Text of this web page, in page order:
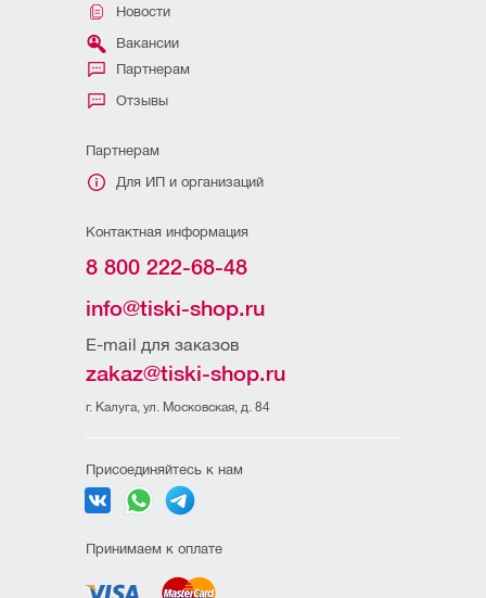
Новости
Вакансии
Партнерам
Отзывы
Партнерам
Для ИП и организаций
Контактная информация
8 800 222-68-48
info@tiski-shop.ru
E-mail для заказов
zakaz@tiski-shop.ru
г. Калуга, ул. Московская, д. 84
Присоединяйтесь к нам
Принимаем к оплате